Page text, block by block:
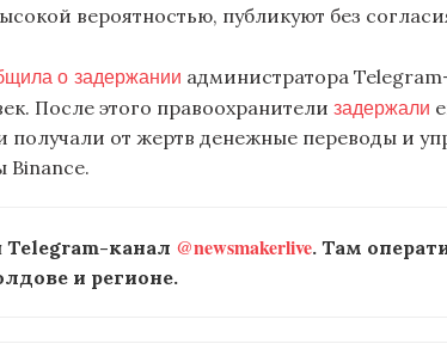
вероятностью, публикуют без
о задержании администратора
После этого правоохранители задержали
получали от жертв денежные переводы и
Binance.
канал @newsmakerlive. Там
и регионе.